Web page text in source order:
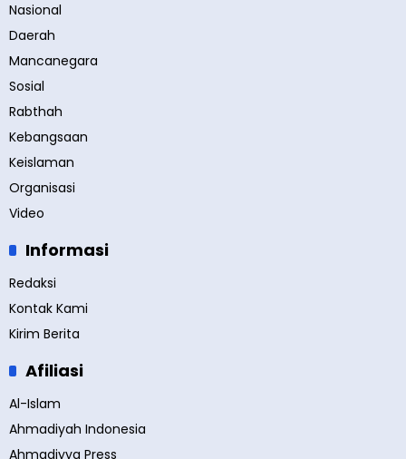
Nasional
Daerah
Mancanegara
Sosial
Rabthah
Kebangsaan
Keislaman
Organisasi
Video
Informasi
Redaksi
Kontak Kami
Kirim Berita
Afiliasi
Al-Islam
Ahmadiyah Indonesia
Ahmadiyya Press